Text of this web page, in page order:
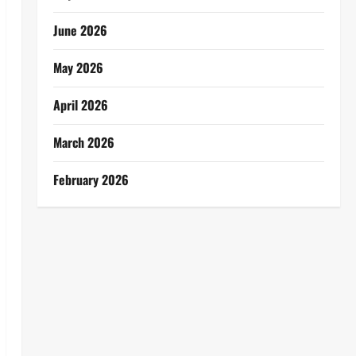
June 2026
May 2026
April 2026
March 2026
February 2026